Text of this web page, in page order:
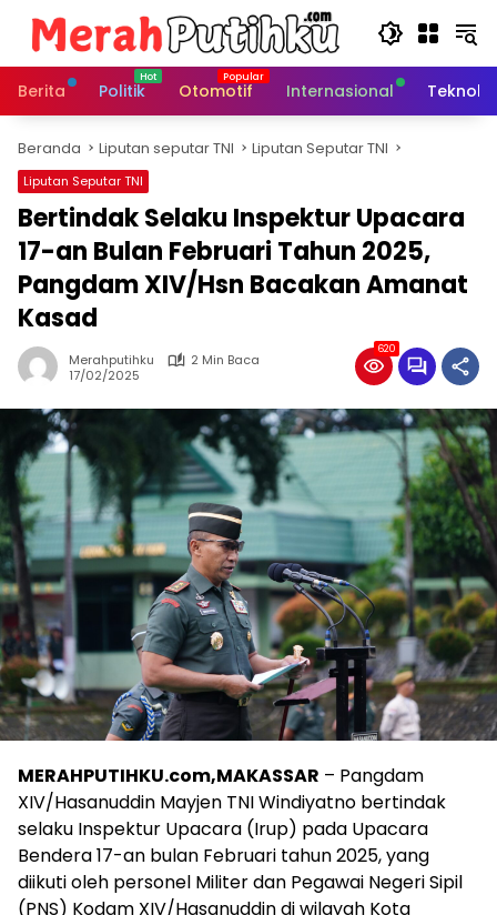
konten
Berita
Politik Otomotif Internasional
Beranda Liputan seputar TNI Liputan Seputar TNI
Liputan Seputar TNI
Bertindak Selaku Inspektur Upacara
17-an Bulan Februari Tahun 2025,
Pangdam XIV/Hsn Bacakan Amanat
Kasad
Merahputihku
2 Min Baca
17/02/2025
620
MERAHPUTIHKU.com,MAKASSAR – Pangdam
XIV/Hasanuddin Mayjen TNI Windiyatno bertindak
selaku Inspektur Upacara (Irup) pada Upacara
Bendera 17-an bulan Februari tahun 2025, yang
diikuti oleh personel Militer dan Pegawai Negeri Sipil
(PNS) Kodam XIV/Hasanuddin di wilayah Kota